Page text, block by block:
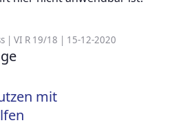
| VI R 19/18 | 15-12-2020
mit